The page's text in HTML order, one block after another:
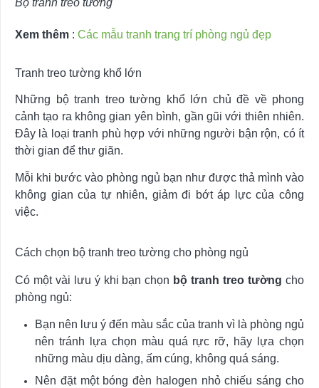
Xem thêm : Các mẫu tranh trang trí phòng ngủ đẹp
Tranh treo tường khổ lớn
Những bộ tranh treo tường khổ lớn chủ đề về phong
cảnh tạo ra không gian yên bình, gần gũi với thiên nhiên.
Đây là loại tranh phù hợp với những người bận rộn, có ít
thời gian để thư giãn.
Mỗi khi bước vào phòng ngủ bạn như được thả mình vào
không gian của tự nhiên, giảm đi bớt áp lực của công
việc.
Cách chọn bộ tranh treo tường cho phòng ngủ
Có một vài lưu ý khi bạn chọn bộ tranh treo tường cho
phòng ngủ:
Bạn nên lưu ý đến màu sắc của tranh vì là phòng ngủ
nên tránh lựa chọn màu quá rực rỡ, hãy lựa chọn
những màu dịu dàng, ấm cúng, không quá sáng.
Nên đặt một bóng đèn halogen nhỏ chiếu sáng cho